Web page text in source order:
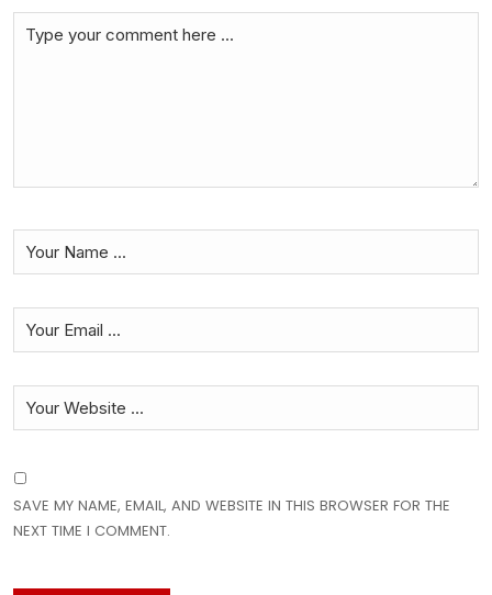
SAVE MY NAME, EMAIL, AND WEBSITE IN THIS BROWSER FOR THE
NEXT TIME I COMMENT.